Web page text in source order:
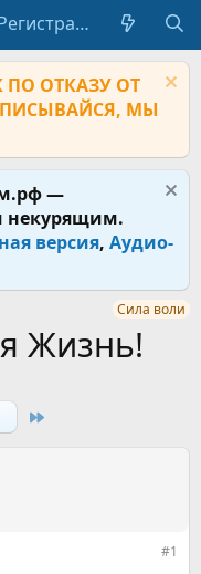
Регистрация
ОТКАЗУ ОТ
МЫ
—
некурящим.
версия, Аудио-
Сила воли
Жизнь!
#1